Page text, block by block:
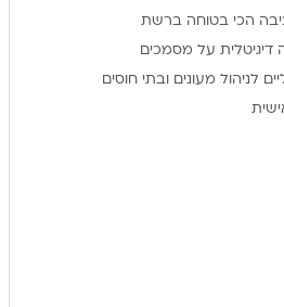
הכי בטוחה ברשת
לניהול מעונים ובתי חוסים